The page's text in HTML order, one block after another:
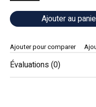
Ajouter au
Ajouter pour comparer
Évaluations (0)